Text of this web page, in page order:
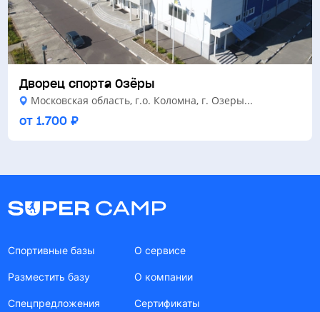
Дворец спорта Озёры
Московская область, г.о. Коломна, г. Озеры...
от 1.700 ₽
Спортивные базы
Разместить базу
Спецпредложения
О сервисе
О компании
Сертификаты